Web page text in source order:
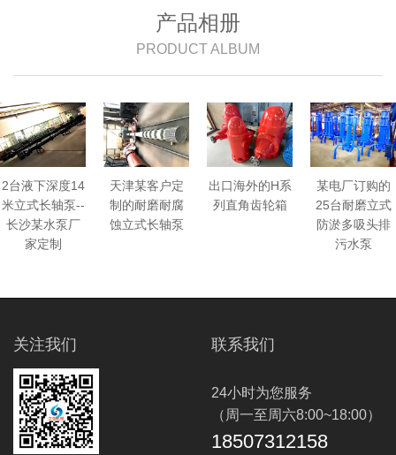
产品相册
PRODUCT ALBUM
2台液下深度14
米立式长轴泵--
长沙某水泵厂
家定制
天津某客户定
制的耐磨耐腐
蚀立式长轴泵
出口海外的H系
列直角齿轮箱
某电厂订购的
25台耐磨立式
防淤多吸头排
污水泵
关注我们 联系我们
24小时为您服务
（周一至周六8:00~18:00）
18507312158